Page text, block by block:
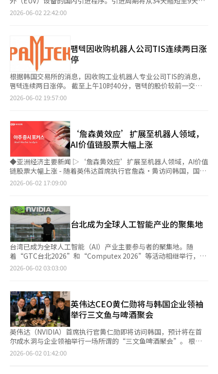
示：“英伟达在7个月后再次访问韩国，意味着对韩国的依赖程度
提高。”他分析称：“这不仅是为了确保内存，还涉及到机器人、
器“贝拉·鲁宾”系统将搭载三星电子、SK海力士和美光的内
存。市场关注到，从HBM4代开始，三星电子和SK海力士的依赖度
可能会进一步提高。 内存半导体仍被视为人工智能投资周期的核
心瓶颈。随着GPU性能竞争的加剧，高带宽内存（HBM）和高容
量DRAM的需求必然会激增。哈纳证券研究员金斗元表示：“在人
工智能时代，主导股并不在GPU周围，而是在瓶颈周围。”他评价
称：“最终，最具战略价值的资产是内存。” 然而，此次市场的
表示：“市场的反应不仅是简单的机器人主题，而是对韩国在英伟
达全球人工智能基础设施战略中将扮演何种角色的期待。”他指
出：“GPU集群、人工智能数据中心、电力、冷却、云计算、制造
和机器人正在形成一个完整的价值链。”※ 本报道经人工智能
（AI）系统翻译与编辑。
家运营体系的转变。因此，这可以称之为第二次建国。 韩国无法
推迟这一转变的原因很明确。首先是人口。韩国是世界上老龄化速
将迅速减少。根据统计厅的未来人口预测，15至64岁的劳动适龄
人口预计将从2020年的3738万减少到2050年的2419万。这不仅仅
是人口问题，而是产业现场的劳动力、军队、税基、养老金、地方
经济、消费市场整体都在同时动摇。韩国选择AI的原因不是因为技
术潮流，而是国家生存结构正在发生变化。 第二是产业。推动韩
国成长的传统制造业正面临巨大的压力。中国在造船、汽车、电
池、钢铁、石化、太阳能、电动车等几乎所有制造业领域追赶韩
国，甚至在某些领域已经超越。美国掌握着高科技、资本市场、平
下，韩国仅靠过去的方式难以维持。仅仅便宜、快速地生产是不够
的。现在必须更智能、更精确、更灵活地创造更高的附加值。答案
就是AI半导体、物理AI和制造业AX。 第三是世界秩序。AI时代不
仅是技术竞争，更是地缘政治竞争。美国与中国在AI霸权上发生冲
突，半导体供应链已成为安全的核心。过去，石油是20世纪国际政
治的核心资产，而在21世纪，半导体、数据、AI模型和电力取而代
之。哪个国家拥有更多的数据，哪个国家制造更强大的AI半导体，
如果制定战略，将成为中心国家。 因此，第二次建国的第一个支
柱是AI半导体国家。韩国在内存半导体领域已经具备世界顶级的竞
争力，但不能止步于此。必须将国家战略的范围扩大到AI加速器、
设备内AI半导体、先进封装、下一代内存、低功耗半导体、车用AI
芯片等方面。政府与民间应共同对AI半导体开发进行长期投资，大
学、研究所、初创企业与大企业应形成一个生态系统。半导体不仅
是简单的出口商品，更是AI时代国家主权的核心。失去AI半导体，
人机、智能工厂、医院、港口和农场。在这一点上，韩国的制造业
基础成为了决定性资产。韩国同时拥有造船、汽车、电池、半导
体、电子、机械和钢铁。将AI与这些结合，韩国可以成为世界上最
强大的物理AI实验场。必须将韩国的工厂转变为AI工厂，将韩国的
港口变为AI物流中心，将韩国的农村变为AI农业的试验田，将韩国
的城市变为基于AI的智慧城市。物理AI是韩国制造业的第二颗心
脏。 第三个支柱是制造业AX国家。数字转型是数据的收集，而AI
转型是让数据自主判断和执行。制造业AX不仅仅是在工厂中安装AI
程序，而是将设计、生产、质量管理、物流、能源、安全和售后服
近年来累积的家庭债务。在新冠疫情后，低利率环境下借贷购房的
所谓“硬拼”借款人已经承受了相当大的负担。基于对降息的期
升，金融成本的负担可能会比预期更快增加。大企业和出口企业或
许能够承受，但家庭和自营业者的承受能力则可能较低。 半导体
主导的增长结构的脆弱性也不容忽视。最近出口增长、股市上涨和
企业业绩改善的很大一部分都来自半导体。虽然韩国经济在全球市
场上具有竞争力，但这也意味着对特定行业的依赖程度加大。内需
和服务业并没有明显的复苏迹象。 更何况，当前的半导体繁荣并
不能仅仅归因于韩国企业的竞争力。美国大型科技公司的人工智能
投资扩大和全球数据中心的建设等外部环境也起到了重要作用。投
我们不应将当前的繁荣误认为是永久的增长。 如果说加息的信心
来源于半导体，那么这同时也可能是对韩国经济除了半导体外没有
其他武器的坦白。经济越是依赖某个行业，就越容易受到外部冲
击。 为了物价和金融稳定，利率正常化是必要的。然而，利率政
策的决定不能仅仅依据增长率数字。必须同时考虑经济各个方面的
体力和风险因素。特别是要先检查弱势群体和边缘企业的承受能
力。 目前，韩国经济正处于一个矛盾的境地。半导体行业正经历
历史上最大的繁荣，但许多国民却感受不到经济复苏。股市气氛热
半导体的繁荣无疑是一个令人欣喜的消息。然而，如果仅凭这一成
功就认为可以加息，我们可能会忽视另一个风险。除了半导体，韩
国经济是否真的准备好承受这样的冲击？※ 本报道经人工智能
（AI）系统翻译与编辑。
预计引进成本也将减少约5000万元。 工业通商部在2日的国务会议
设备标准，而非高压气体一般制造设施标准。 近期，半导体出口
成为推动韩国经济的重要力量。上个月，半导体出口额达到3716
亿美元，比去年同期激增169.4%。这主要受到美国大型科技公司
设备投资增加和内存固定价格持续上涨的影响。 有观点认为，围
绕半导体的韩国出口有望实现“梦想中的1万亿美元”。然而，企
业虽然在增加对先进半导体生产线所需设备的进口，但设备引进延
迟的问题也受到关注。 因此，政府决定大幅简化EUV设备的国内引
进程序，以便国内半导体企业能够及时引进先进制造设备并迅速投
高压气体管道和装置，被归类为高压气体制造设施。因此，每次设
备安装都需要进行技术审核、中间检查和完工检查，导致设备引进
需耗时约34天。在中间检查过程中，还需进行海外认证检查机构的
耐压密封检查，每台设备的检查费用高达5000万元。 工业部为了
解决现场的困难，与半导体行业进行了多次协商，收集了意见。同
时，仔细审查了全球安全标准与国内安全管理体系之间的协调性，
决定将EUV设备转为特定设备进行安全管理。 通过这一措施，技术
审核时间将从目前的15天缩短至2天，中间检查将被省略，完工检
也将减轻中间检查带来的费用负担。 此外，还将新设定针对使用
二氧化碳进行清洗的环保“液化二氧化碳清洗设备”的定制检查标
准，以合理化监管。同时，对商业液化二氧化碳清洗设备、高压气
体储存设施等低风险高压气体设施的安全管理者任命标准进行了相
应调整。 修订案将在下周公布后立即实施。工业部部长金正官表
示：“此次法令修订是同时实现安全保障与提升先进产业竞争力的
典型监管创新案例，我们将通过符合全球标准的合理安全管理体
系，积极支持先进产业投资。”
2026-06-02 22:42:00
팸텍因收购机器人公司TIS连续两日涨
停
根据韩国交易所的消息，因收购工业机器人专业公司TIS的消息，
팸텍连续两日涨停。 截至上午10时40分，팸텍的股价较前一交易
日上涨419韩元（29.99%），报1816韩元。前一天（1日）也以
资者的信心。 팸텍于1日宣布已完成对TIS的收购。通过此次收
购，팸텍将获得工业机器人技术和专业人才，并计划内化用于半导
体制造及后工序的晶圆转移机器人技术。 公司战略是利用TIS的技
术提升晶圆运输模块（EFEM）和分拣机等半导体物流自动化设备
的业务。EFEM是将晶圆自动供给和回收至工艺设备的前处理设
备，而分拣机则用于晶圆的检查和分类。 随着人工智能（AI）半导
体和高性能计算（HPC）市场的扩大，先进封装技术的重要性日益
增加，玻璃基板相关设备市场也被寄予厚望。玻璃基板相较于传统
划将其现有的自动化设备设计和制造能力与TIS的精密机器人技术
相结合，争取在玻璃基板自动化设备市场中占据领先地位。 팸텍是
一家开发和制造相机模块、半导体、智能工厂和移动领域自动化设
备的企业。去年，公司实现合并营业收入387亿韩元，营业亏损41
亿韩元。※ 本报道经人工智能（AI）系统翻译与编辑。
2026-06-02 19:57:00
‘詹森黄效应’扩展至机器人领域，
AI价值链股票大幅上涨
◆亚洲经济主要新闻 ▷‘詹森黄效应’扩展至机器人领域，AI价值
链股票大幅上涨 - 随着英伟达首席执行官詹森·黄访问韩国，国内
股市对AI价值链的买盘热情高涨，半导体、机器人、云计算和平台
10.09%，市值在一天内增加约187万亿韩元。 - 市场预计，在AI投
资扩展过程中，HBM和DRAM等内存半导体的重要性将进一步提
升，三星电子和SK海力士的战略价值也将随之增加。 - 斗山机器
人、LG电子、LG HelloVision、LG CNS、三星SDS、NAVER等与
机器人、AI基础设施和云计算相关的股票也大幅上涨，显示出AI投
资主题已超越半导体，扩展至整个行业。 - 证券界关注到，英伟达
与韩国企业的合作范围正在从内存扩展到机器人、移动性和数据中
心等“物理AI”领域，韩国有望成为全球AI供应链的核心枢纽。 ◆
季，预计将以Piece Piece Studio的上市为起点，接下来还有
JusTech、StradVision、Big Wave Robotics、Mad Up、
Lemon Healthcare等公司的需求预测和公开认购。 - 上市后，市
场预计包括Inventera在内的25家公司将解除保护期，而Cosmo
Robotics、Kanaf Therapeutics、IM Biologics、SemiFive的解
除量比例较高，可能导致股价波动加大。 - 韩国投资证券将
Lemon Healthcare列为6月的关注股票。该公司运营着简化实损
保险索赔服务“实损24”的医疗数据平台。 - Lemon Healthcare
拥有超过80%市场份额的医疗数据中介平台（LDB-H）和连接保
2026-06-02 17:09:00
台北成为全球人工智能产业的聚集地
台湾已成为全球人工智能（AI）产业主要参与者的聚集地。随
着“GTC台北2026”和“Computex 2026”等活动相继举行，英
伟达、AMD、台积电、富士康、高通、Arm等全球AI企业的核心人
战略的活动，具有为2日即将开幕的Computex预热的性质。 曾是
PC及零部件展览的Computex，与GTC台北共同举办，已跃升为
亚洲最大的AI产业和技术趋势展览之一。 此次活动的重要性源于台
湾半导体生态系统的紧密联系。台积电是英伟达AI加速器的核心生
产合作伙伴，而富士康在AI服务器制造中也日益重要。联发科技和
德尔塔电子等公司也在AI个人电脑、服务器、电源管理和定制半导
体领域与英伟达生态系统扩大接触。 台湾籍的黄仁勋，以及与他
有五代亲属关系的AMD首席执行官苏姿丰，预计将在Computex期
间访问台湾。AI半导体、服务器、通信和设计资产公司将齐聚台
2026-06-02 03:03:00
英伟达CEO黄仁勋将与韩国企业领袖
举行三文鱼与啤酒聚会
英伟达（NVIDIA）首席执行官黄仁勋即将访问韩国，预计将在首
尔成水洞与企业领袖举行一场所谓的“三文鱼啤酒聚会”。 根据1
日的联合新闻社报道，黄仁勋在访问期间将前往首尔成水洞，与韩
计将在完成在台北举行的英伟达年度AI大会“GTC台北”等重要活
2026-06-02 01:42:00
页